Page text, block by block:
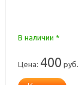
В наличии *
Цена: 400 руб.